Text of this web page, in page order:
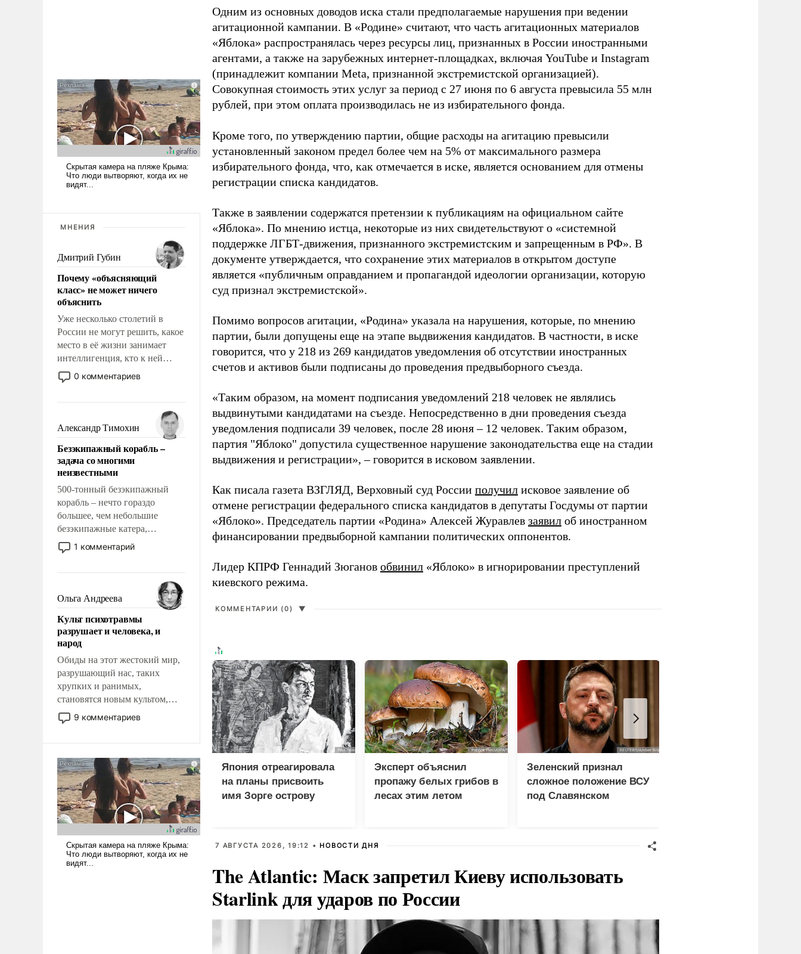
МНЕНИЯ
Дмитрий Губин
Почему «объясняющий
класс» не может ничего
объяснить
Уже несколько столетий в
России не могут решить, какое
место в её жизни занимает
интеллигенция, кто к ней
принадлежит, а кого из неё
исключили с правом
чем она отличается от просто
образованных людей. Иногда
казалось, что эти вопросы
решены раз и навсегда, но –
нет, не решены.
0 комментариев
Александр Тимохин
Безэкипажный корабль –
задача со многими
неизвестными
500-тонный безэкипажный
корабль – нечто гораздо
большее, чем небольшие
безэкипажные катера,
применение которых уже
стало обыденностью. Задача по
сложна и амбициозна. Однако
и ее реализация радикально
поднимет наши боевые
возможности.
1 комментарий
Ольга Андреева
Культ психотравмы
разрушает и человека, и
народ
Обиды на этот жестокий мир,
разрушающий нас, таких
хрупких и ранимых,
становятся новым культом,
постепенно вытесняя и
отменяя традиционное
ударами судьбы, брать на себя
ответственность, помогать
слабым, идти вперед и
адаптироваться.
9 комментариев
Одним из основных доводов иска стали предполагаемые нарушения при ведении
агитационной кампании. В «Родине» считают, что часть агитационных материалов
«Яблока» распространялась через ресурсы лиц, признанных в России иностранными
агентами, а также на зарубежных интернет-площадках, включая YouTube и Instagram
(принадлежит компании Meta, признанной экстремистской организацией).
Совокупная стоимость этих услуг за период с 27 июня по 6 августа превысила 55 млн
рублей, при этом оплата производилась не из избирательного фонда.
Кроме того, по утверждению партии, общие расходы на агитацию превысили
установленный законом предел более чем на 5% от максимального размера
избирательного фонда, что, как отмечается в иске, является основанием для отмены
регистрации списка кандидатов.
Также в заявлении содержатся претензии к публикациям на официальном сайте
«Яблока». По мнению истца, некоторые из них свидетельствуют о «системной
поддержке ЛГБТ-движения, признанного экстремистским и запрещенным в РФ». В
документе утверждается, что сохранение этих материалов в открытом доступе
является «публичным оправданием и пропагандой идеологии организации, которую
суд признал экстремистской».
Помимо вопросов агитации, «Родина» указала на нарушения, которые, по мнению
партии, были допущены еще на этапе выдвижения кандидатов. В частности, в иске
говорится, что у 218 из 269 кандидатов уведомления об отсутствии иностранных
счетов и активов были подписаны до проведения предвыборного съезда.
«Таким образом, на момент подписания уведомлений 218 человек не являлись
выдвинутыми кандидатами на съезде. Непосредственно в дни проведения съезда
уведомления подписали 39 человек, после 28 июня – 12 человек. Таким образом,
партия "Яблоко" допустила существенное нарушение законодательства еще на стадии
выдвижения и регистрации», – говорится в исковом заявлении.
Как писала газета ВЗГЛЯД, Верховный суд России получил исковое заявление об
отмене регистрации федерального списка кандидатов в депутаты Госдумы от партии
«Яблоко». Председатель партии «Родина» Алексей Журавлев заявил об иностранном
финансировании предвыборной кампании политических оппонентов.
Лидер КПРФ Геннадий Зюганов обвинил «Яблоко» в игнорировании преступлений
киевского режима.
КОММЕНТАРИИ (0) ▼
Япония отреагировала
на планы присвоить
имя Зорге острову
Эксперт объяснил
пропажу белых грибов в
лесах этим летом
Зеленский признал
сложное положение ВСУ
под Славянском
7 АВГУСТА 2026, 19:12 • НОВОСТИ ДНЯ
The Atlantic: Маск запретил Киеву использовать
Starlink для ударов по России